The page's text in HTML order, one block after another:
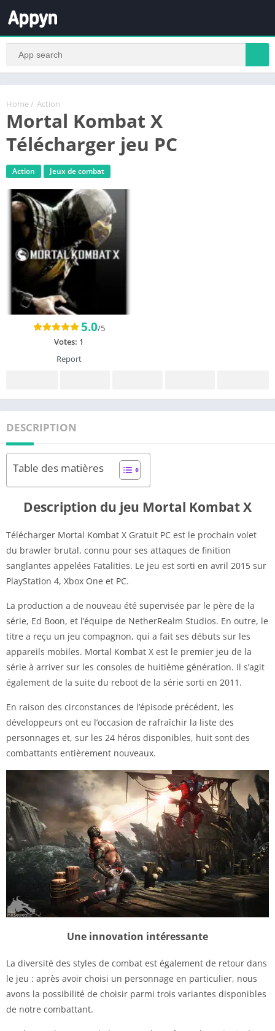
Home / Action
Mortal Kombat X
Télécharger jeu PC
Action Jeux de combat
5.0/5
Votes: 1
Report
DESCRIPTION
Table des matières
Description du jeu Mortal Kombat X
Télécharger Mortal Kombat X Gratuit PC est le prochain volet
du brawler brutal, connu pour ses attaques de finition
sanglantes appelées Fatalities. Le jeu est sorti en avril 2015 sur
PlayStation 4, Xbox One et PC.
La production a de nouveau été supervisée par le père de la
série, Ed Boon, et l’équipe de NetherRealm Studios. En outre, le
titre a reçu un jeu compagnon, qui a fait ses débuts sur les
appareils mobiles. Mortal Kombat X est le premier jeu de la
série à arriver sur les consoles de huitième génération. Il s’agit
également de la suite du reboot de la série sorti en 2011.
En raison des circonstances de l’épisode précédent, les
développeurs ont eu l’occasion de rafraîchir la liste des
personnages et, sur les 24 héros disponibles, huit sont des
combattants entièrement nouveaux.
Une innovation intéressante
La diversité des styles de combat est également de retour dans
le jeu : après avoir choisi un personnage en particulier, nous
avons la possibilité de choisir parmi trois variantes disponibles
de notre combattant.